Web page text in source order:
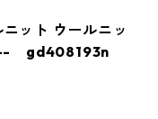
ット ウールニッ
-- gd408193n